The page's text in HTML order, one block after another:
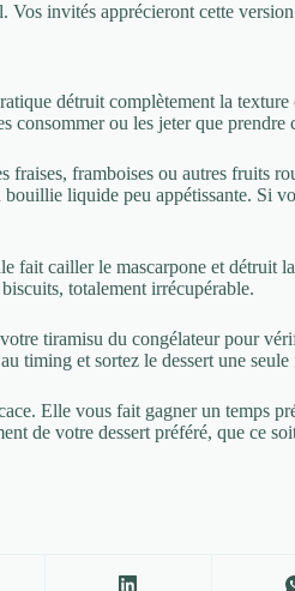
invités apprécieront cette
détruit complètement la
consommer ou les jeter que prendre
fraises, framboises ou autres fruits
liquide peu appétissante. Si
fait cailler le mascarpone et détruit
totalement irrécupérable.
tiramisu du congélateur pour
timing et sortez le dessert une
Elle vous fait gagner un temps
de votre dessert préféré, que ce